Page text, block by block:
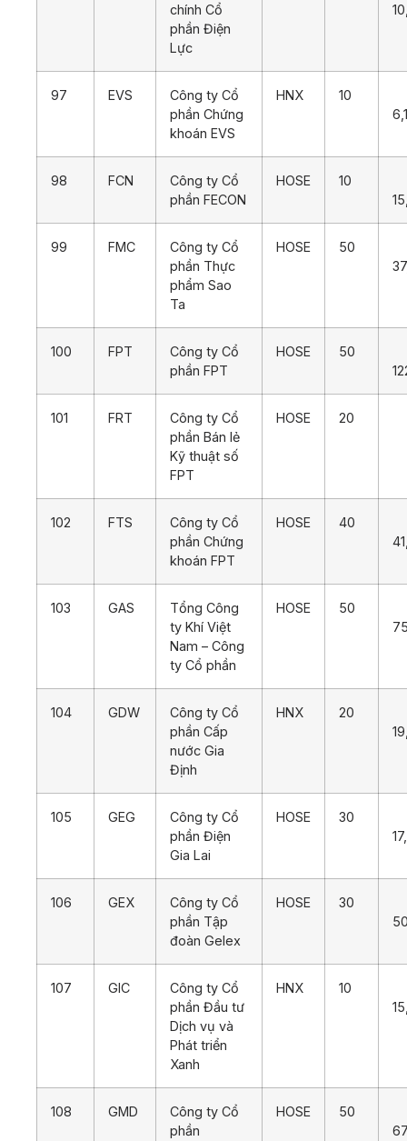
chính Cổ
phần Điện
Lực
97 EVS
Công ty Cổ
phần Chứng
khoán EVS
HNX
10
98 FCN
Công ty Cổ
phần FECON
HOSE
10
99 FMC
Công ty Cổ
phần Thực
phẩm Sao
Ta
HOSE
50
100 FPT
Công ty Cổ
phần FPT
HOSE
50
101 FRT
Công ty Cổ
phần Bán lẻ
Kỹ thuật số
FPT
HOSE 20
102 FTS
Công ty Cổ
phần Chứng
khoán FPT
HOSE
40
103 GAS
Tổng Công
ty Khí Việt
Nam – Công
ty Cổ phần
HOSE
50
104 GDW
Công ty Cổ
phần Cấp
nước Gia
Định
HNX
20
105 GEG
Công ty Cổ
phần Điện
Gia Lai
HOSE
30
106 GEX
Công ty Cổ
phần Tập
đoàn Gelex
HOSE
30
107 GIC
Công ty Cổ
phần Đầu tư
Dịch vụ và
Phát triển
Xanh
HNX
10
108 GMD
Công ty Cổ
phần
HOSE
50